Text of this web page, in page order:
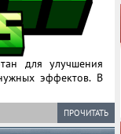
для улучшения
эффектов. В
ПРОЧИТАТЬ